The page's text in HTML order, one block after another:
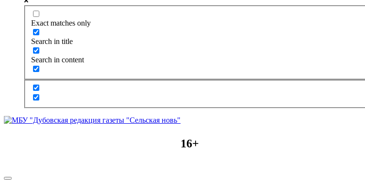
Exact matches only
Search in title
Search in content
16+